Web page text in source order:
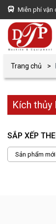
Miễn phí vận
Trang chủ
Kích thủy
SẮP XẾP
Sản phẩm